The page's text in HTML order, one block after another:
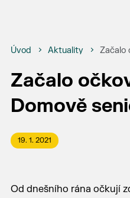
Úvod Aktuality Začalo
Začalo
Domově
19. 1. 2021
Od dnešního rána očkují